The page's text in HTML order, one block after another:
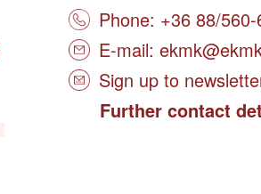
Phone: +36 88/560-
E-mail:
Sign up to
Further contact